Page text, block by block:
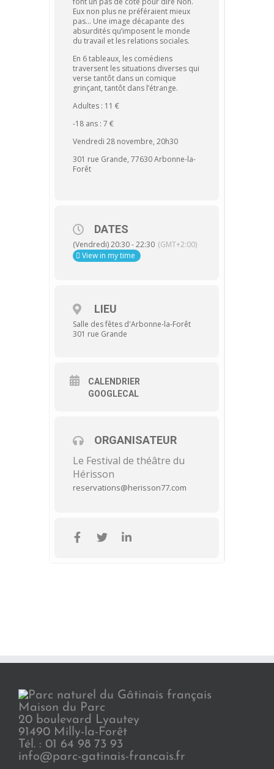
Eux non plus ne préféraient mieux
pas… Une image décapante des
absurdités qu’imposent le monde
du travail et les relations sociales.
En 6 tableaux, les comédiens
traversent les situations diverses qui
verse tantôt dans un comique
grinçant, tantôt dans l’étrange.
Adultes : 11 €
-18 ans : 7 €
Vendredi 28 novembre, 20h30
301 rue Grande, 77630 Arbonne-la-
Forêt
DATES
(Vendredi) 20:30 - 22:30 (GMT+2:00)
View in my time
LIEU
Salle des fêtes d'Arbonne-la-Forêt
301 rue Grande
CALENDRIER
GOOGLECAL
ORGANISATEUR
Le Festival de théâtre du
Hérisson
reservations@herisson77.com
Maison du Parc
20 boulevard Lyautey
91490 Milly-la-Forêt
Tél. : 01 64 98 73 93
info@parc-gatinais-francais.fr